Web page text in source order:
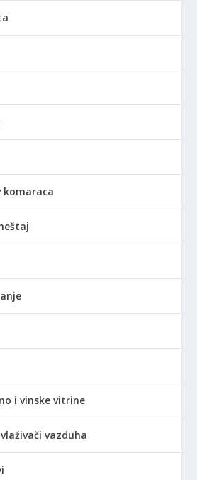
i vinske vitrine
vazduha